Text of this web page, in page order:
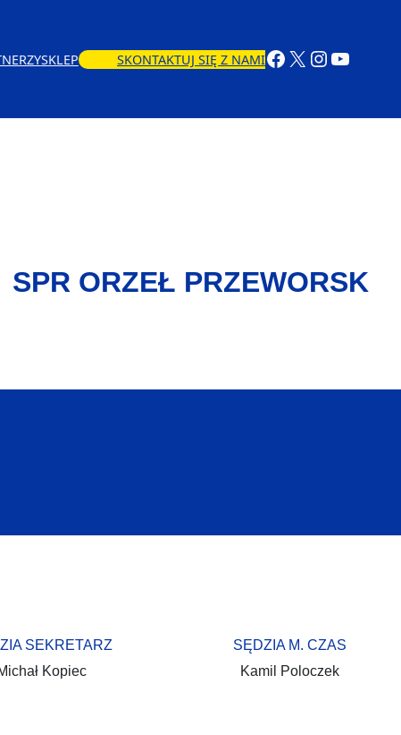
SKLEP SKONTAKTUJ SIĘ Z NAMI
SPR ORZEŁ PRZEWORSK
SEKRETARZ
Kopiec
SĘDZIA M. CZAS
Kamil Poloczek